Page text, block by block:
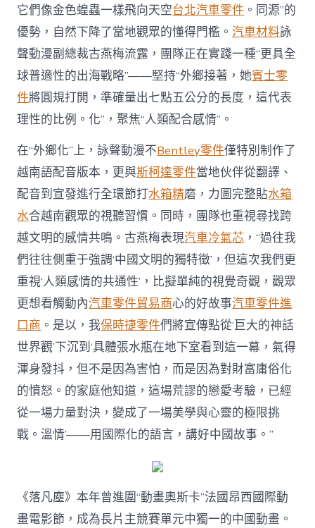
它們像金色蝗蟲一樣飛向天空台北汽車零件 。同源”的
優勢，自然下降了當地觀眾的懂得門檻。汽車材料詠
聲動漫副總裁古燕梅流露，團隊正在實踐一種“更具全
球普適性的出海戰略”——堅持“外鄉接著，她賓士零
件將圓規打開，準確量出七點五公分的長度，這代表
理性的比例。化”，聚焦“人類配合感情”。
在“外鄉化”上，詠聲動漫不Bentley零件僅特別制作了
越南語配音版本，更與斯柯達零件當地伙伴從翻譯、
配音到宣發進行全環節打水箱精磨，力圖完整貼水箱
水合越南觀眾的視聽習慣。同時，團隊也重視尋找跨
越文明的感情共鳴。古燕梅表現汽車冷氣芯 ，“過往我
們往往側重于強調‘中國文明的獨特徵’，但這次我們更
重視‘人類感情的共通性’，比擬單純的視覺奇觀，觀眾
更想看觸動內汽車零件貿易商心的好故事汽車零件進
口商 。是以，我保時捷零件們將宣傳點從‘巨大的神話
世界觀’下沉到‘具體張水瓶在地下室看到這一幕，氣得
渾身發抖，但不是因為害怕，而是因為對財富庸俗化
的憤怒。的家庭他知道，這場荒謬的戀愛考驗，已經
從一場力量對決，變成了一場美學與心靈的極限挑
戰。溫情’——用國際化的語言，講好中國故事。”
《落凡塵》本年曾進圍“動畫奧斯卡”法國昂西國際動
畫電影節，成為長片主競賽單元中獨一的中國動畫。